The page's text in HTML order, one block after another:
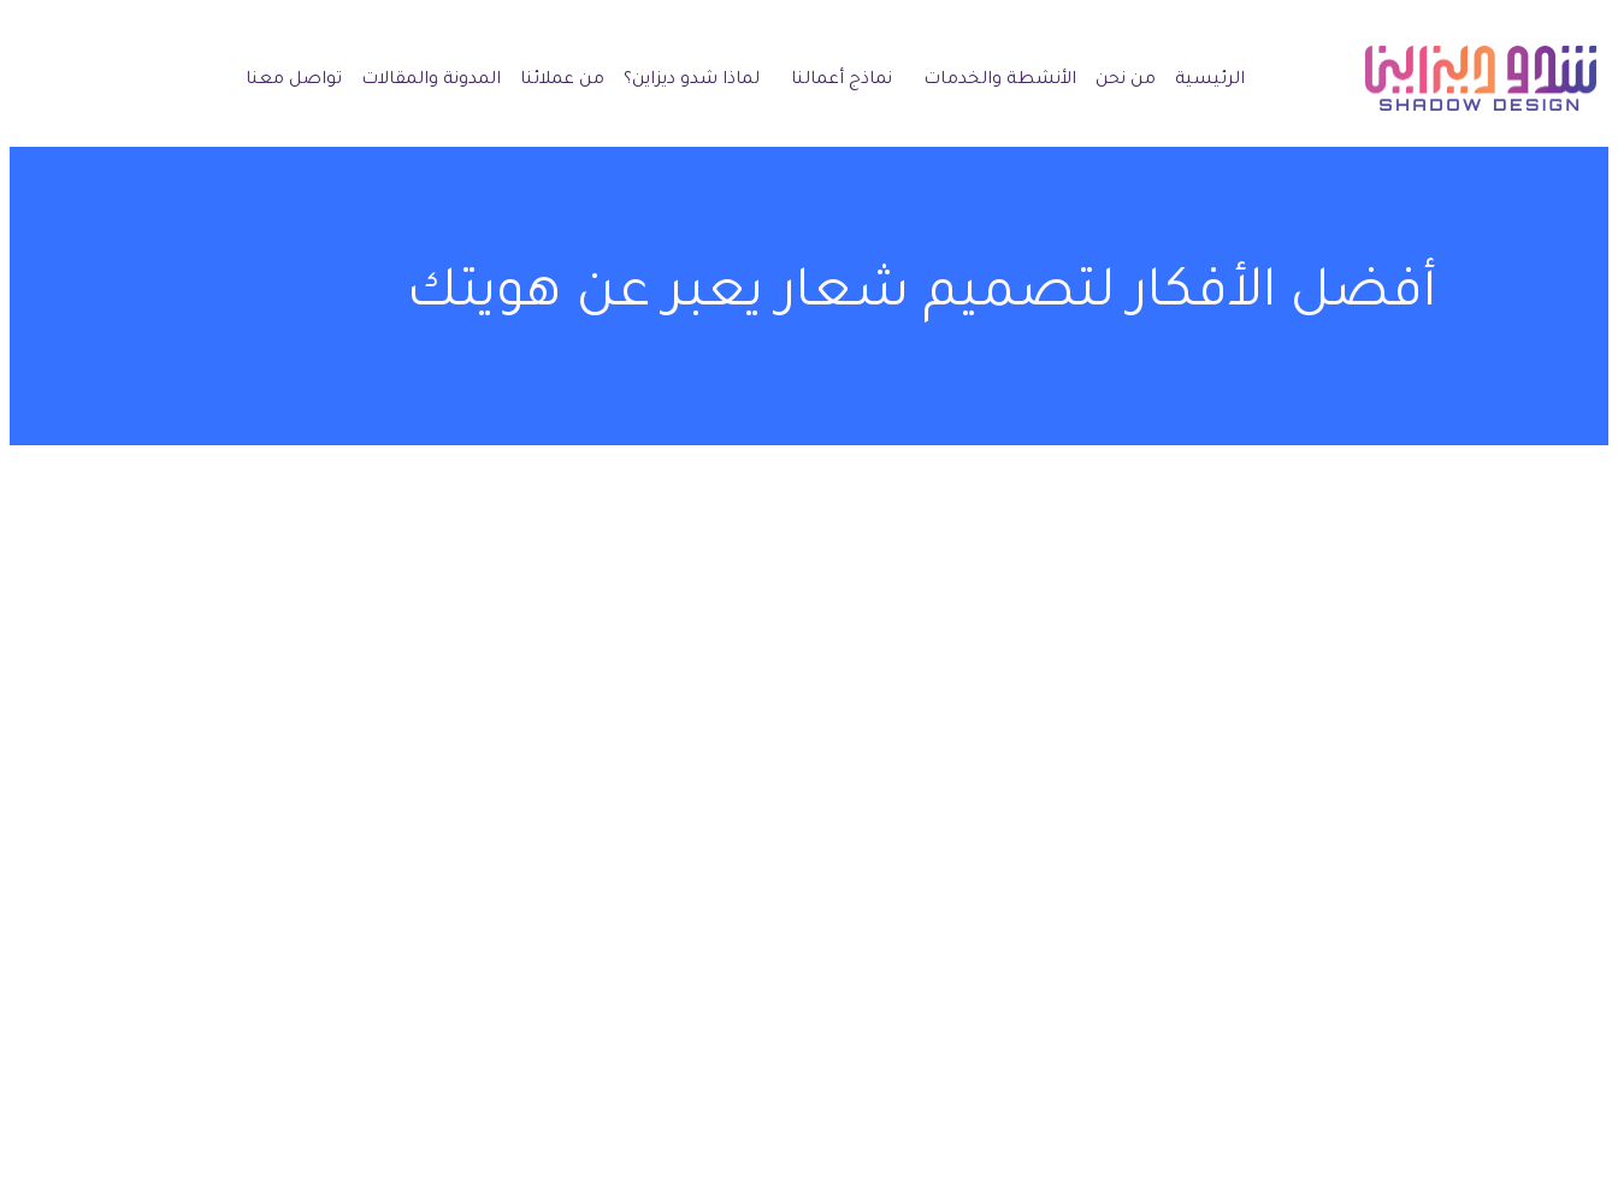
الرئيسية من نحن الأنشطة والخدمات نماذج أعمالنا لماذا شدو ديزاين؟ من عملائنا المدونة والمقالات تواصل معنا
أفضل الأفكار لتصميم شعار يعبر عن هويتك